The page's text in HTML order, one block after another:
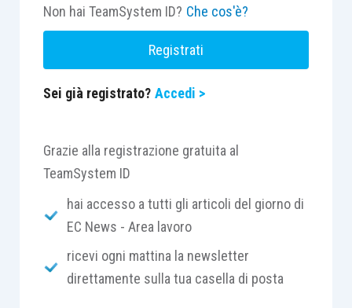
Non hai TeamSystem ID? Che cos'è?
Registrati
Sei già registrato? Accedi >
Grazie alla registrazione gratuita al
TeamSystem ID
hai accesso a tutti gli articoli del giorno di
EC News - Area lavoro
ricevi ogni mattina la newsletter
direttamente sulla tua casella di posta